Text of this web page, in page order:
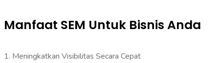
Manfaat SEM Untuk Bisnis Anda
‎1. Meningkatkan Visibilitas Secara Cepat‎